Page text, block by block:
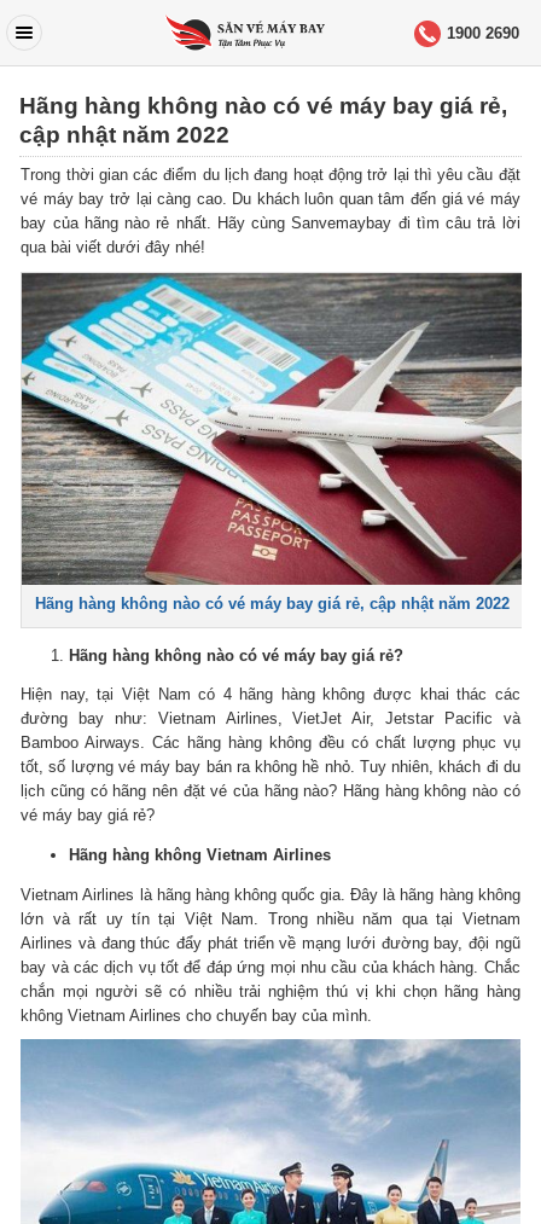
1900 2690
Hãng hàng không nào có vé máy bay giá rẻ,
cập nhật năm 2022
Trong thời gian các điểm du lịch đang hoạt động trở lại thì yêu cầu đặt
vé máy bay trở lại càng cao. Du khách luôn quan tâm đến giá vé máy
bay của hãng nào rẻ nhất. Hãy cùng Sanvemaybay đi tìm câu trả lời
qua bài viết dưới đây nhé!
Hãng hàng không nào có vé máy bay giá rẻ, cập nhật năm 2022
Hãng hàng không nào có vé máy bay giá rẻ?
Hiện nay, tại Việt Nam có 4 hãng hàng không được khai thác các
đường bay như: Vietnam Airlines, VietJet Air, Jetstar Pacific và
Bamboo Airways.Các hãng hàng không đều có chất lượng phục vụ
tốt, số lượng vé máy bay bán ra không hề nhỏ. Tuy nhiên, khách đi du
lịch cũng có hãng nên đặt vé của hãng nào? Hãng hàng không nào có
vé máy bay giá rẻ?
Hãng hàng không Vietnam Airlines
Vietnam Airlines là hãng hàng không quốc gia.Đây là hãng hàng không
lớn và rất uy tín tại Việt Nam. Trong nhiều năm qua tại Vietnam
Airlines và đang thúc đẩy phát triển về mạng lưới đường bay, đội ngũ
bay và các dịch vụ tốt để đáp ứng mọi nhu cầu của khách hàng. Chắc
chắn mọi người sẽ có nhiều trải nghiệm thú vị khi chọn hãng hàng
không Vietnam Airlines cho chuyến bay của mình.